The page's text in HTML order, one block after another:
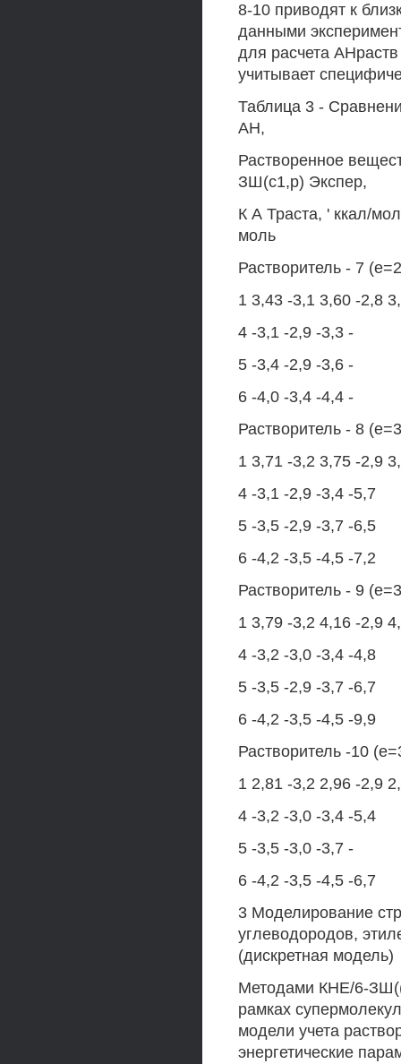
8-10 приводят к
данными
для расчета
учитывает
Таблица 3 -
АН,
Растворенное
ЗШ(с1,р) Экспер,
К А Траста, ' ккал/
моль
Растворитель - 7
1 3,43 -3,1 3,60 -2,8
4 -3,1 -2,9 -3,3 -
5 -3,4 -2,9 -3,6 -
6 -4,0 -3,4 -4,4 -
Растворитель - 8
1 3,71 -3,2 3,75 -2,9
4 -3,1 -2,9 -3,4 -5,7
5 -3,5 -2,9 -3,7 -6,5
6 -4,2 -3,5 -4,5 -7,2
Растворитель - 9
1 3,79 -3,2 4,16 -2,9
4 -3,2 -3,0 -3,4 -4,8
5 -3,5 -2,9 -3,7 -6,7
6 -4,2 -3,5 -4,5 -9,9
Растворитель -10
1 2,81 -3,2 2,96 -2,9
4 -3,2 -3,0 -3,4 -5,4
5 -3,5 -3,0 -3,7 -
6 -4,2 -3,5 -4,5 -6,7
3 Моделирование
углеводородов,
(дискретная модель)
Методами КНЕ/6-
рамках
модели учета
энергетические